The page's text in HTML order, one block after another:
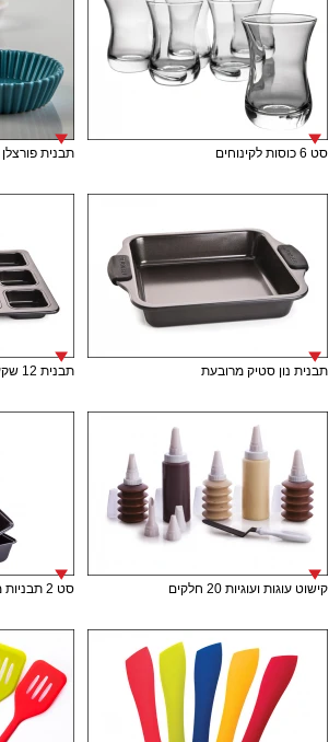
סט 6 כוסות לקינוחים תבנית פורצלן 10 סמ להכנת והגשת קפקייק
תבנית נון סטיק מרובעת תבנית 12 שקעים מרובעים6*^ 2.5 ס"מ
קישוט עוגות ועוגיות 20 חלקים סט 2 תבניות מיני ללחם